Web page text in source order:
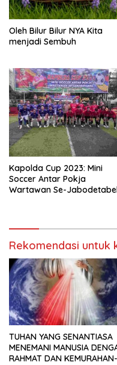
Oleh Bilur Bilur NYA Kita
menjadi Sembuh
Kapolda Cup 2023: Mini
Soccer Antar Pokja
Wartawan Se-
Rekomendasi untuk
TUHAN YANG SENANTIASA
MENEMANI MANUSIA
RAHMAT DAN KEMURAHAN-